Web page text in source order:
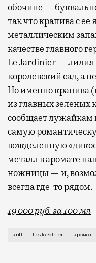
обочине —
так что крапива с
металлическим
качестве главного
Le Jardinier — лилия
королевский сад, а
Но именно крапива
из главных зеленых
сообщает лужайкам
самую
вожделенную
металл в аромате
ножницы — и,
всегда где-то рядом.
19 000 руб. за 100 мл
Если попросить
ānti Le Jardinier аромат